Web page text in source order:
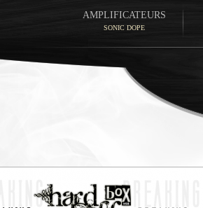
AMPLIFICATEURS
SONIC DOPE